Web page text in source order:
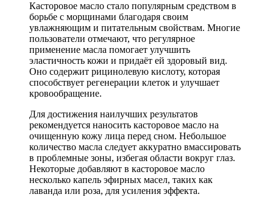
Касторовое масло стало популярным средством в
борьбе с морщинами благодаря своим
увлажняющим и питательным свойствам. Многие
пользователи отмечают, что регулярное
применение масла помогает улучшить
эластичность кожи и придаёт ей здоровый вид.
Оно содержит рицинолевую кислоту, которая
способствует регенерации клеток и улучшает
кровообращение.
Для достижения наилучших результатов
рекомендуется наносить касторовое масло на
очищенную кожу лица перед сном. Небольшое
количество масла следует аккуратно вмассировать
в проблемные зоны, избегая области вокруг глаз.
Некоторые добавляют в касторовое масло
несколько капель эфирных масел, таких как
лаванда или роза, для усиления эффекта.